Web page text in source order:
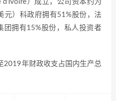
）成立，公司资本约为
元）科政府拥有51%股份，法
团拥有15%股份，私人投资者
2019年财政收支占国内生产总